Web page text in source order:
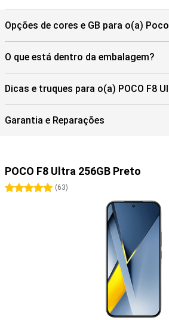
Opções de cores e GB para o(a)
O que está dentro da embalagem?
Dicas e truques para o(a) POCO F8
Garantia e Reparações
POCO F8 Ultra 256GB Preto
5 estrelas
(63)